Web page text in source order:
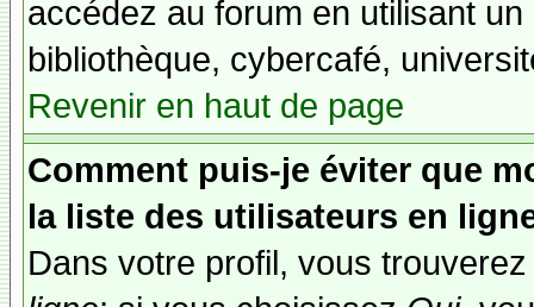
accédez au forum en utilisant
bibliothèque, cybercafé,
Revenir en haut de page
Comment puis-je éviter que
la liste des utilisateurs en
Dans votre profil, vous